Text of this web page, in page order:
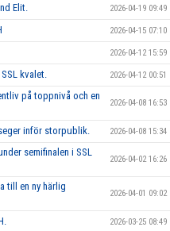
Elit. 2026-04-19 09:49
2026-04-15 07:10
2026-04-12 15:59
kvalet. 2026-04-12 00:51
på toppnivå och en
2026-04-08 16:53
inför storpublik. 2026-04-08 15:34
semifinalen i SSL
2026-04-02 16:26
till en ny härlig
2026-04-01 09:02
2026-03-25 08:49